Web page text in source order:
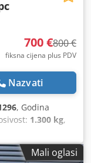
700 €800 €
fiksna cijena plus PDV
Nazvati
, Godina
1.300 kg,
Moguća
Mali oglasi